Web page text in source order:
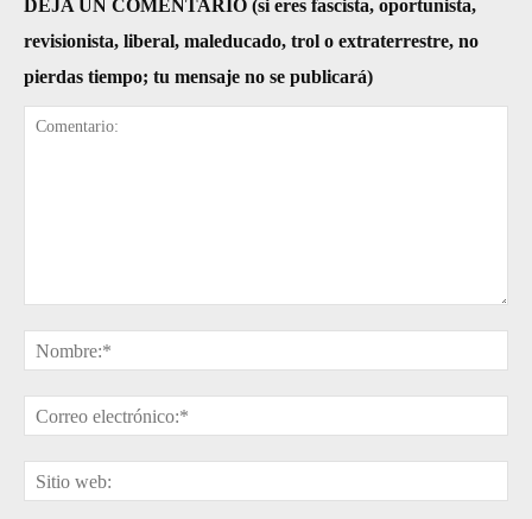
DEJA UN COMENTARIO (si eres fascista, oportunista,
revisionista, liberal, maleducado, trol o extraterrestre, no
pierdas tiempo; tu mensaje no se publicará)